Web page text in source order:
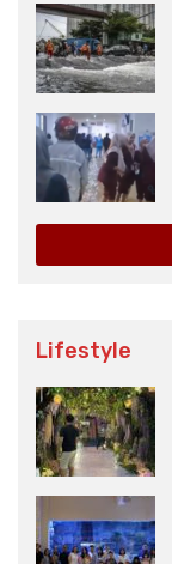
Lifestyle